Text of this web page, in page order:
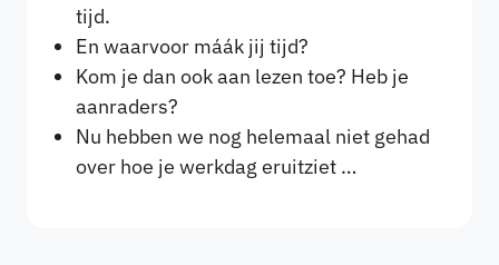
tijd.
En waarvoor máák jij tijd?
Kom je dan ook aan lezen toe? Heb je
aanraders?
Nu hebben we nog helemaal niet gehad
over hoe je werkdag eruitziet …